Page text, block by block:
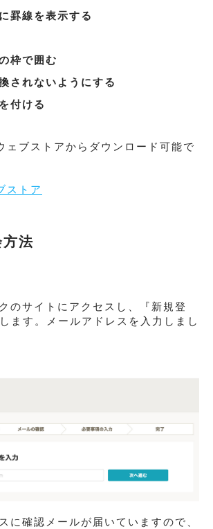
罫線を表示する
枠で囲む
されないようにする
付ける
ェブストアからダウンロード可能で
ストア
法
のサイトにアクセスし、『新規登
ます。メールアドレスを入力しまし
に確認メールが届いていますので、